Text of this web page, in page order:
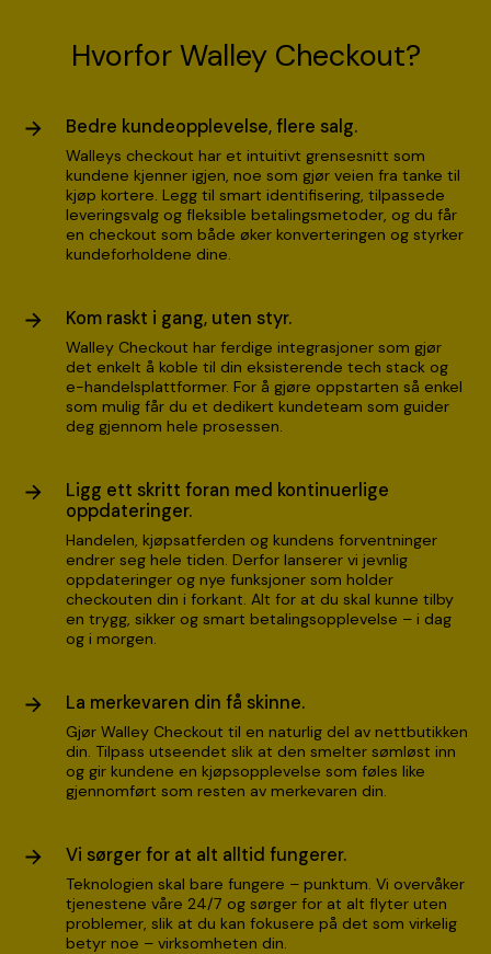
Hvorfor Walley Checkout?
Bedre kundeopplevelse, flere salg.
Walleys checkout har et intuitivt grensesnitt som
kundene kjenner igjen, noe som gjør veien fra tanke til
kjøp kortere. Legg til smart identifisering, tilpassede
leveringsvalg og fleksible betalingsmetoder, og du får
en checkout som både øker konverteringen og styrker
kundeforholdene dine.
Kom raskt i gang, uten styr.
Walley Checkout har ferdige integrasjoner som gjør
det enkelt å koble til din eksisterende tech stack og
e-handelsplattformer. For å gjøre oppstarten så enkel
som mulig får du et dedikert kundeteam som guider
deg gjennom hele prosessen.
Ligg ett skritt foran med kontinuerlige
oppdateringer.
Handelen, kjøpsatferden og kundens forventninger
endrer seg hele tiden. Derfor lanserer vi jevnlig
oppdateringer og nye funksjoner som holder
checkouten din i forkant. Alt for at du skal kunne tilby
en trygg, sikker og smart betalingsopplevelse – i dag
og i morgen.
La merkevaren din få skinne.
Gjør Walley Checkout til en naturlig del av nettbutikken
din. Tilpass utseendet slik at den smelter sømløst inn
og gir kundene en kjøpsopplevelse som føles like
gjennomført som resten av merkevaren din.
Vi sørger for at alt alltid fungerer.
Teknologien skal bare fungere – punktum. Vi overvåker
tjenestene våre 24/7 og sørger for at alt flyter uten
problemer, slik at du kan fokusere på det som virkelig
betyr noe – virksomheten din.